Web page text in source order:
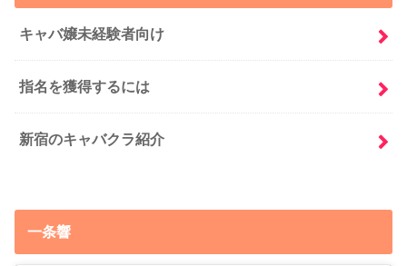
キャバ嬢未経験者向け
指名を獲得するには
新宿のキャバクラ紹介
一条響